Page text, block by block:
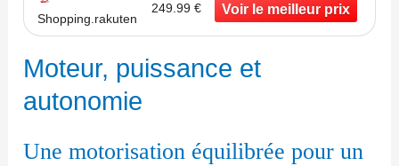
Shopping.rakuten
249.99 €
Moteur, puissance et
autonomie
Une motorisation équilibrée pour un